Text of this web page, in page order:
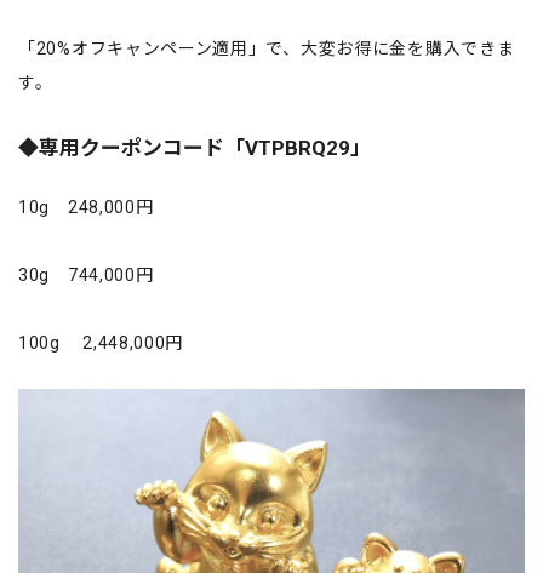
「20%オフキャンペーン適用」で、大変お得に金を購入できま
す。
◆専用クーポンコード「VTPBRQ29」
10g 248,000円
30g 744,000円
100g 2,448,000円